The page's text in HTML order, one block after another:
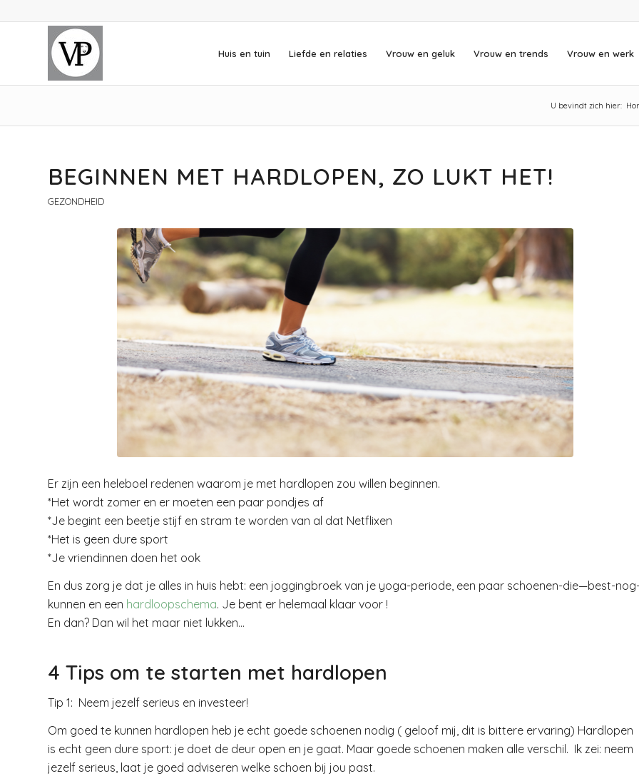
Huis en tuin Liefde en relaties Vrouw en geluk Vrouw en trends Vrouw en werk
U bevindt zich hier:
BEGINNEN MET HARDLOPEN, ZO LUKT HET!
GEZONDHEID
Er zijn een heleboel redenen waarom je met hardlopen zou willen beginnen.
*Het wordt zomer en er moeten een paar pondjes af
*Je begint een beetje stijf en stram te worden van al dat Netflixen
*Het is geen dure sport
*Je vriendinnen doen het ook
En dus zorg je dat je alles in huis hebt: een joggingbroek van je yoga-periode, een paar schoenen-die—best-
kunnen en een hardloopschema. Je bent er helemaal klaar voor !
En dan? Dan wil het maar niet lukken…
4 Tips om te starten met hardlopen
Tip 1: Neem jezelf serieus en investeer!
Om goed te kunnen hardlopen heb je echt goede schoenen nodig ( geloof mij, dit is bittere ervaring) Hardlopen
is echt geen dure sport: je doet de deur open en je gaat. Maar goede schoenen maken alle verschil. Ik zei: neem
jezelf serieus, laat je goed adviseren welke schoen bij jou past.